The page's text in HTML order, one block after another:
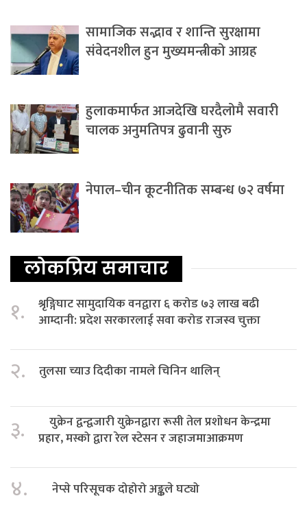
सामाजिक सद्भाव र शान्ति सुरक्षामा
संवेदनशील हुन मुख्यमन्त्रीको आग्रह
हुलाकमार्फत आजदेखि घरदैलोमै सवारी
चालक अनुमतिपत्र ढुवानी सुरु
नेपाल–चीन कूटनीतिक सम्बन्ध ७२ वर्षमा
लोकप्रिय समाचार
१.
श्रृङ्गिघाट सामुदायिक वनद्वारा ६ करोड ७३ लाख बढी
आम्दानी: प्रदेश सरकारलाई सवा करोड राजस्व चुक्ता
२. तुलसा च्याउ दिदीका नामले चिनिन थालिन्
३.
युक्रेन द्वन्द्वजारी युक्रेनद्वारा रूसी तेल प्रशोधन केन्द्रमा
प्रहार, मस्को द्वारा रेल स्टेसन र जहाजमाआक्रमण
४. नेप्से परिसूचक दोहोरो अङ्कले घट्यो